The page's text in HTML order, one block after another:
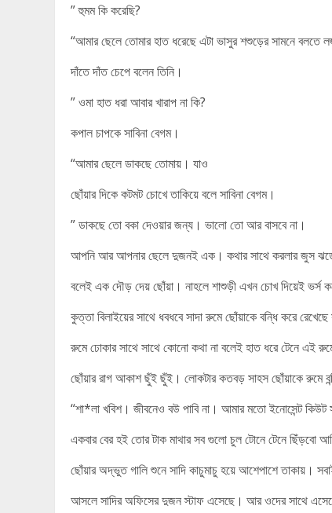
” হুমম কি করেছি?
“আমার ছেলে তোমার হাত ধরেছে এটা ভাসুর শশুড়ের সামনে বলতে
দাঁতে দাঁত চেপে বলেন তিনি।
” ওমা হাত ধরা আবার খারাপ না কি?
কপাল চাপকে সাবিনা বেগম।
“আমার ছেলে ডাকছে তোমায়। যাও
ছোঁয়ার দিকে কটমট চোখে তাকিয়ে বলে সাবিনা বেগম।
” ডাকছে তো বকা দেওয়ার জন্য। ভালো তো আর বাসবে না।
আপনি আর আপনার ছেলে দুজনই এক। কথার সাথে করলার জুস
বলেই এক দৌড় দেয় ছোঁয়া। নাহলে শাশুড়ী এখন চোখ দিয়েই ভর্স
কুত্তা বিলাইয়ের সাথে ধবধবে সাদা রুমে ছোঁয়াকে বন্ধি করে রেখেছে
রুমে ঢোকার সাথে সাথে কোনো কথা না বলেই হাত ধরে টেনে এই
ছোঁয়ার রাগ আকাশ ছুঁই ছুঁই। লোকটার কতবড় সাহস ছোঁয়াকে রুমে
“শা*লা খবিশ। জীবনেও বউ পাবি না। আমার মতো ইনোসেন্ট কিউট
একবার বের হই তোর টাক মাথার সব গুলো চুল টোনে টেনে ছিঁড়বো
ছোঁয়ার অদ্ভুত গালি শুনে সাদি কাচুমাচু হয়ে আশেপাশে তাকায়।
আসলে সাদির অফিসের দুজন স্টাফ এসেছে। আর ওদের সাথে